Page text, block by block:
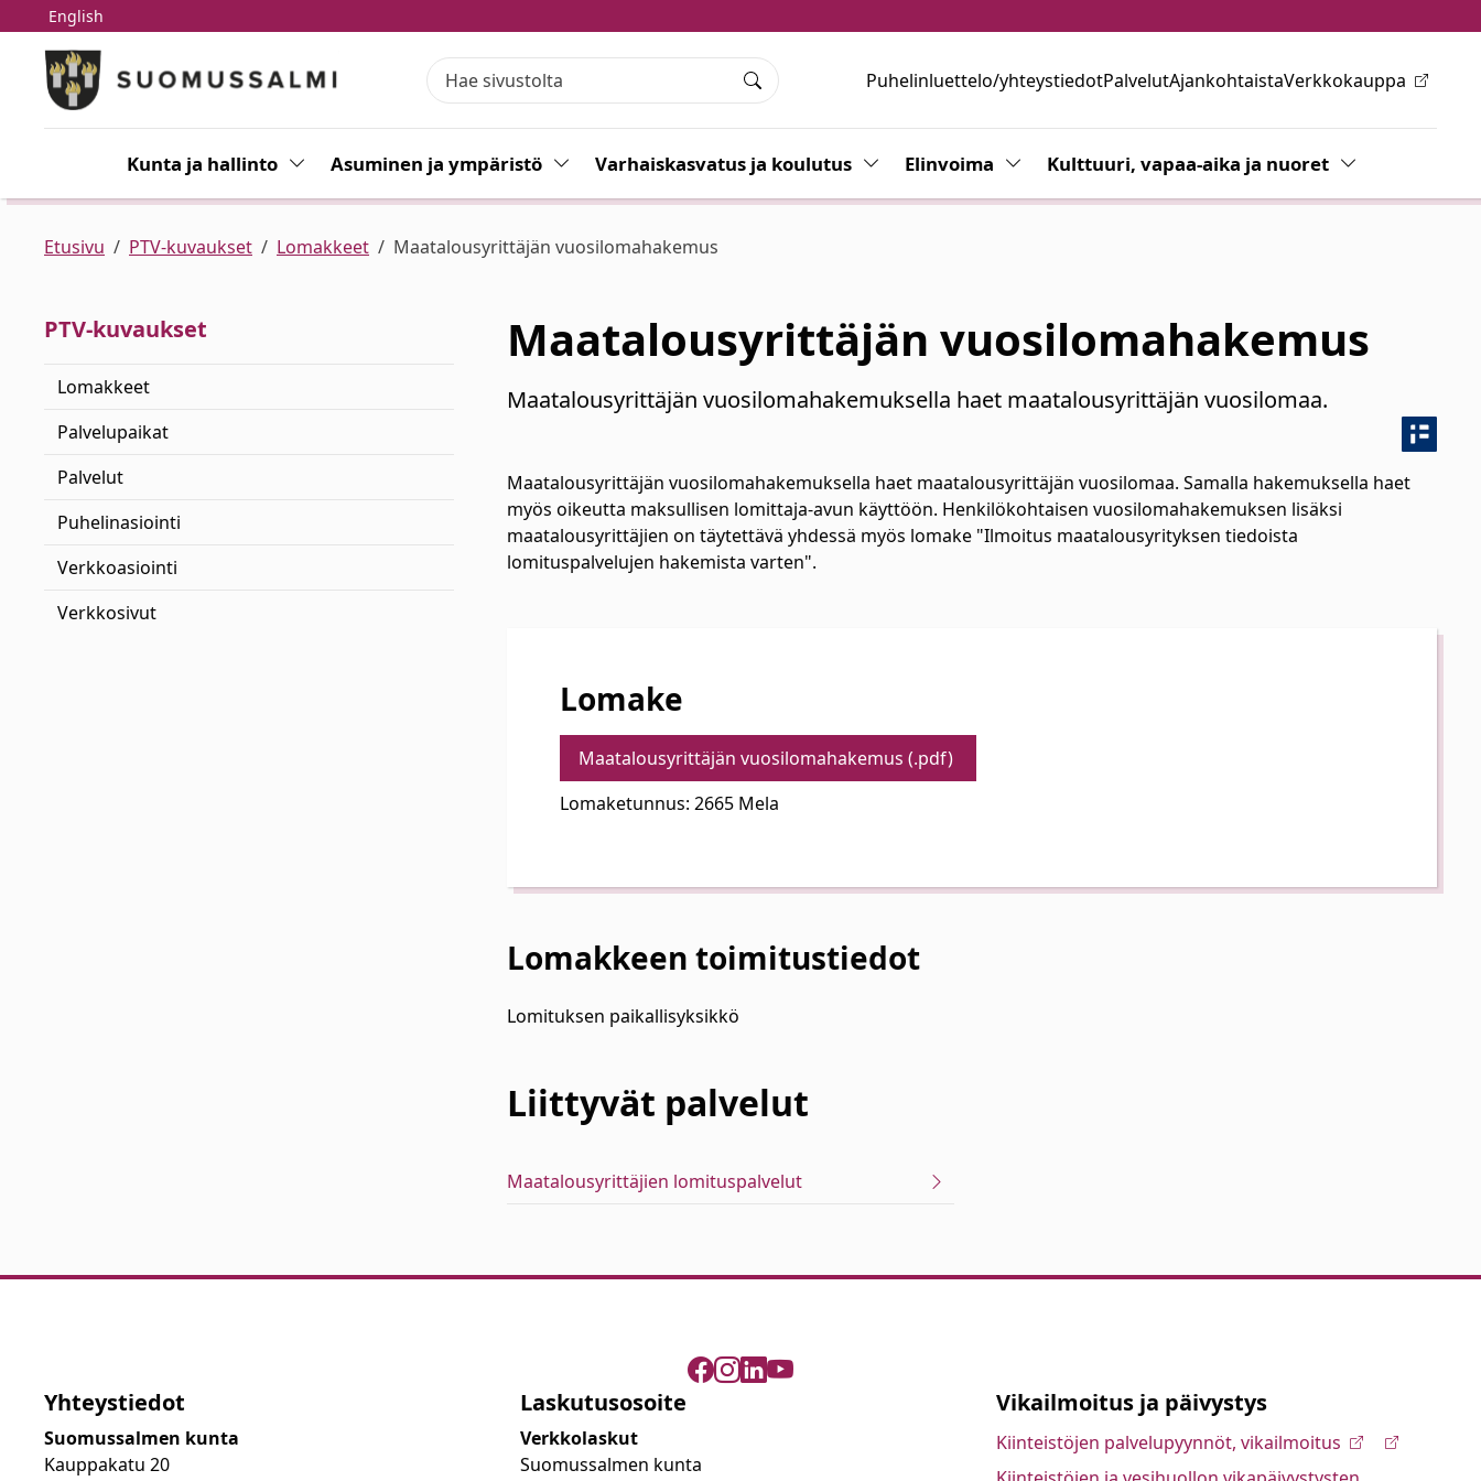
Siirry pääsisältöön
Siirry päävalikkoon
Puhelinluettelo/yhteystiedotPalvelutAjankohtaistaVerkkokauppa
English
Haku
Kunta ja hallinto Vaihda alasvetovalikkoa
Asuminen ja ympäristö Vaihda alasvetovalikkoa
Varhaiskasvatus ja koulutus Vaihda alasvetovalikkoa
Elinvoima Vaihda alasvetovalikkoa
Kulttuuri, vapaa-aika ja nuoret Vaihda
Etusivu PTV-kuvaukset Lomakkeet Maatalousyrittäjän vuosilomahakemus
PTV-kuvaukset
Lomakkeet
Palvelupaikat
Palvelut
Puhelinasiointi
Verkkoasiointi
Verkkosivut
Maatalousyrittäjän vuosilomahakemus
Maatalousyrittäjän vuosilomahakemuksella haet maatalousyrittäjän vuosilomaa.
Maatalousyrittäjän vuosilomahakemuksella haet maatalousyrittäjän vuosilomaa. Samalla hakemuksella haet
myös oikeutta maksullisen lomittaja-avun käyttöön. Henkilökohtaisen vuosilomahakemuksen lisäksi
maatalousyrittäjien on täytettävä yhdessä myös lomake "Ilmoitus maatalousyrityksen tiedoista
lomituspalvelujen hakemista varten".
Lomake
Maatalousyrittäjän vuosilomahakemus (.pdf)
Lomaketunnus: 2665 Mela
Lomakkeen toimitustiedot
Lomituksen paikallisyksikkö
Liittyvät palvelut
Maatalousyrittäjien lomituspalvelut
Yhteystiedot
Suomussalmen kunta
Kauppakatu 20
Laskutusosoite
Verkkolaskut
Suomussalmen kunta
Vikailmoitus ja päivystys
Kiinteistöjen palvelupyynnöt, vikailmoitus